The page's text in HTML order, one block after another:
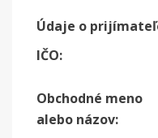
Údaje o
IČO:
Obchodné meno
alebo názov: